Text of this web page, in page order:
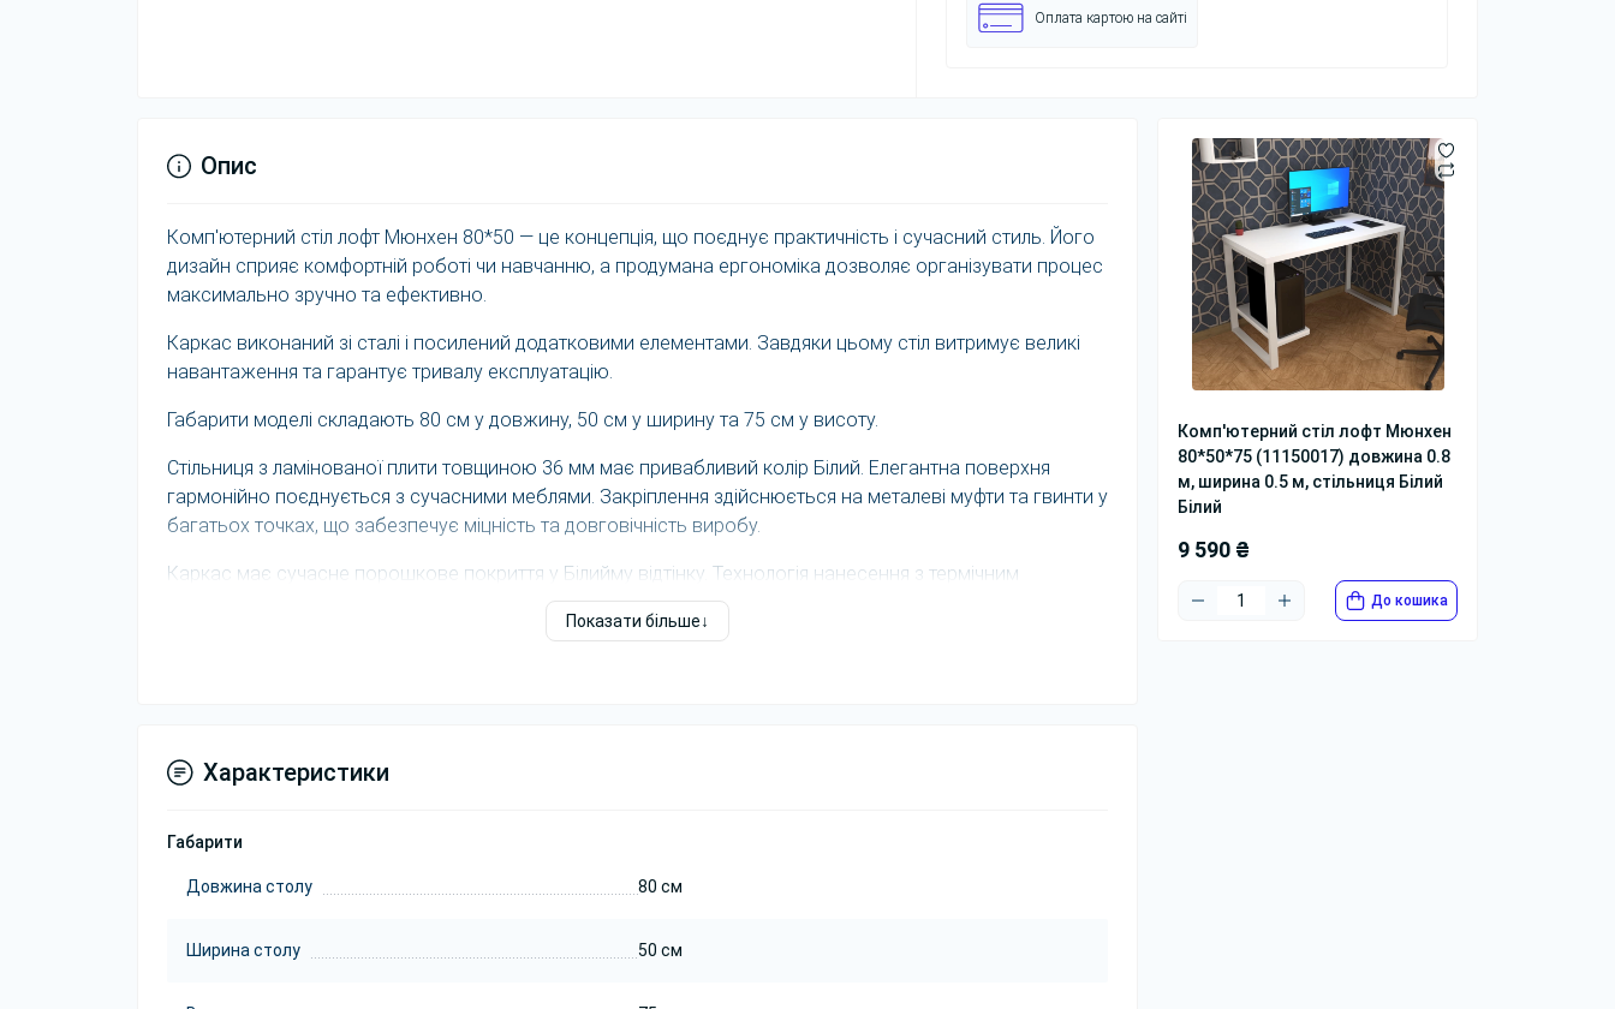
Оплата картою на сайті
Комп'ютерний стіл лофт Мюнхен
80*50*75 (11150017) довжина 0.8
м, ширина 0.5 м, стільниця Білий
Білий
9 590 ₴
До кошика
Опис
Комп'ютерний стіл лофт Мюнхен 80*50 — це концепція, що поєднує практичність і сучасний стиль. Його
дизайн сприяє комфортній роботі чи навчанню, а продумана ергономіка дозволяє організувати процес
максимально зручно та ефективно.
Каркас виконаний зі сталі і посилений додатковими елементами. Завдяки цьому стіл витримує великі
навантаження та гарантує тривалу експлуатацію.
Габарити моделі складають 80 см у довжину, 50 см у ширину та 75 см у висоту.
Стільниця з ламінованої плити товщиною 36 мм має привабливий колір Білий. Елегантна поверхня
гармонійно поєднується з сучасними меблями. Закріплення здійснюється на металеві муфти та гвинти у
багатьох точках, що забезпечує міцність та довговічність виробу.
Каркас має сучасне порошкове покриття у Білийму відтінку. Технологія нанесення з термічним
закріпленням забезпечує захист від механічних ушкоджень та іржі. Для щоденного комфорту
передбачені пластикові п’ятки, які оберігають підлогу від слідів і подряпин.
Показати більше
Характеристики
Габарити
Довжина столу 80 см
Ширина столу 50 см